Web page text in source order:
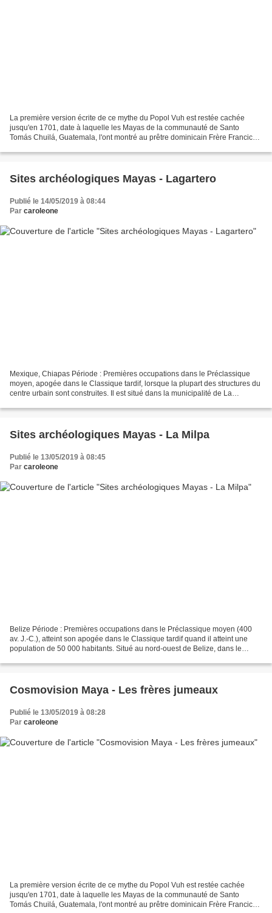
La première version écrite de ce mythe du Popol Vuh est restée cachée
jusqu'en 1701, date à laquelle les Mayas de la communauté de Santo
Tomás Chuilá, Guatemala, l'ont montré au prêtre dominicain Frère Francico
Sites archéologiques Mayas - Lagartero
Publié le 14/05/2019 à 08:44
Par caroleone
Mexique, Chiapas Période : Premières occupations dans le Préclassique
moyen, apogée dans le Classique tardif, lorsque la plupart des structures du
centre urbain sont construites. Il est situé dans la municipalité de La
Sites archéologiques Mayas - La Milpa
Publié le 13/05/2019 à 08:45
Par caroleone
Belize Période : Premières occupations dans le Préclassique moyen (400
av. J.-C.), atteint son apogée dans le Classique tardif quand il atteint une
population de 50 000 habitants. Situé au nord-ouest de Belize, dans le
Cosmovision Maya - Les frères jumeaux
Publié le 13/05/2019 à 08:28
Par caroleone
La première version écrite de ce mythe du Popol Vuh est restée cachée
jusqu'en 1701, date à laquelle les Mayas de la communauté de Santo
Tomás Chuilá, Guatemala, l'ont montré au prêtre dominicain Frère Francico